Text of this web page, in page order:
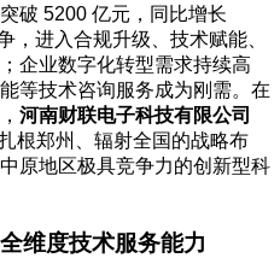
破 5200 亿元，同比增长
，进入合规升级、技术赋能、
企业数字化转型需求持续高
等技术咨询服务成为刚需。在
河南财联电子科技有限公司
根郑州、辐射全国的战略布
原地区极具竞争力的创新型科
维度技术服务能力